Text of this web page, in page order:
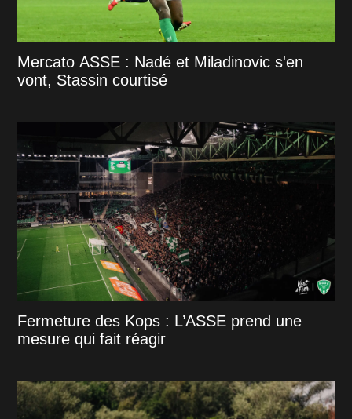
Mercato ASSE : Nadé et Miladinovic s'en
vont, Stassin courtisé
Fermeture des Kops : L’ASSE prend une
mesure qui fait réagir